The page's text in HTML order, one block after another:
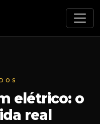
elétrico: o
real